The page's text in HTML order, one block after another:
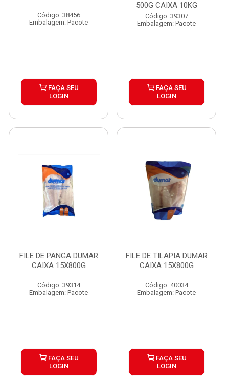
Código: 38456
Embalagem: Pacote
FAÇA SEU
LOGIN
500G CAIXA 10KG
Código: 39307
Embalagem: Pacote
FAÇA SEU
LOGIN
FILE DE PANGA DUMAR
CAIXA 15X800G
Código: 39314
Embalagem: Pacote
FAÇA SEU
LOGIN
FILE DE TILAPIA DUMAR
CAIXA 15X800G
Código: 40034
Embalagem: Pacote
FAÇA SEU
LOGIN